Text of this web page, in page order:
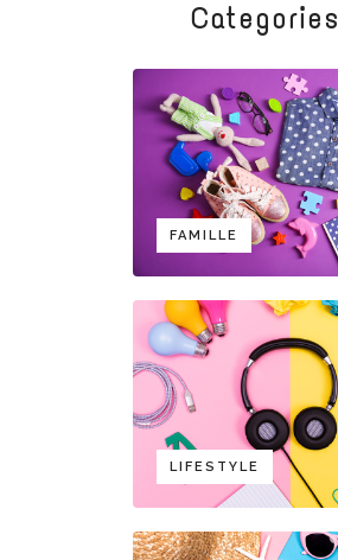
Categories
FAMILLE
LIFESTYLE